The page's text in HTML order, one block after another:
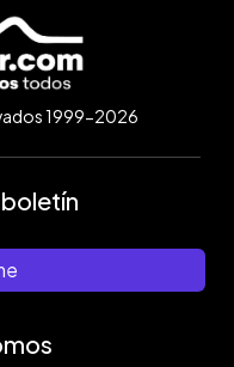
1999-2026